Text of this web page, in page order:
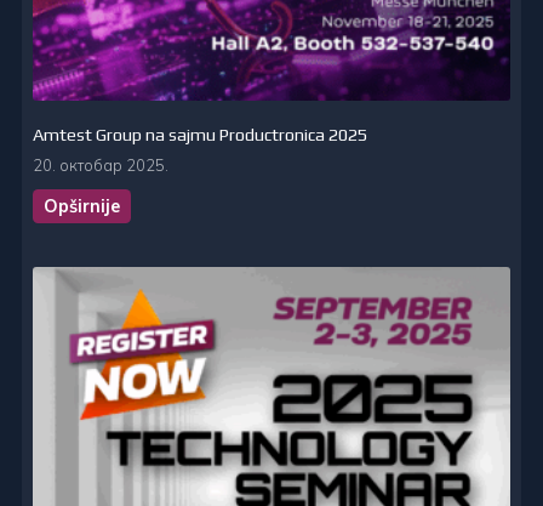
Amtest Group na sajmu Productronica 2025
20. октобар 2025.
Opširnije